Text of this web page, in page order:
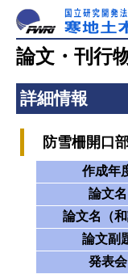
論文・刊行
詳細情報
防雪柵開口
作成年
論文名
論文名（和
論文副
発表会